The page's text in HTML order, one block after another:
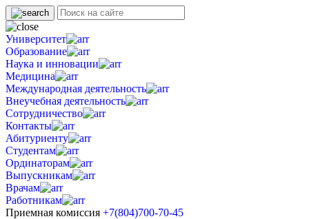
Университет
Образование
Наука и инновации
Медицина
Международная деятельность
Внеучебная деятельность
Сотрудничество
Контакты
Абитуриенту
Студентам
Ординаторам
Выпускникам
Врачам
Работникам
Приемная комиссия +7(804)700-70-45